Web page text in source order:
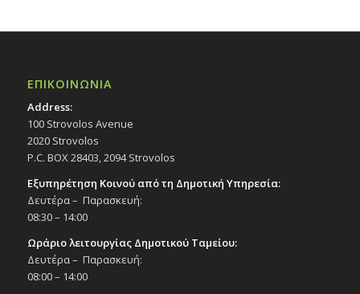
ΕΠΙΚΟΙΝΩΝΙΑ
Address:
100 Strovolos Avenue
2020 Strovolos
P.C. BOX 28403, 2094 Strovolos
Εξυπηρέτηση Κοινού από τη Δημοτική Υπηρεσία:
Δευτέρα – Παρασκευή:
08:30 – 14:00
Ωράριο λειτουργίας Δημοτικού Ταμείου:
Δευτέρα – Παρασκευή:
08:00 – 14:00